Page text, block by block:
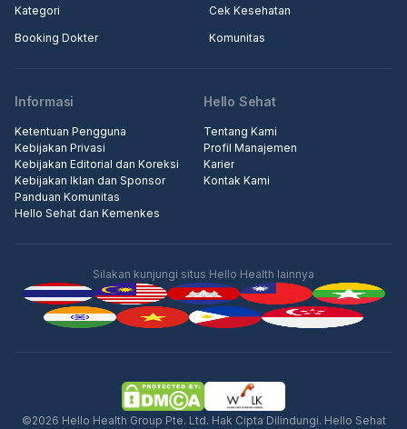
Kategori
Cek Kesehatan
Booking Dokter
Komunitas
Informasi
Ketentuan Pengguna
Kebijakan Privasi
Kebijakan Editorial dan Koreksi
Kebijakan Iklan dan Sponsor
Panduan Komunitas
Hello Sehat dan Kemenkes
Hello Sehat
Tentang Kami
Profil Manajemen
Karier
Kontak Kami
Silakan kunjungi situs Hello Health lainnya
©2026 Hello Health Group Pte. Ltd. Hak Cipta Dilindungi. Hello Sehat